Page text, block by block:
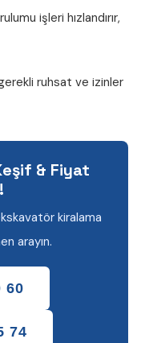
işleri hızlandırır,
ruhsat ve izinler
& Fiyat
kiralama
arayın.
60
74